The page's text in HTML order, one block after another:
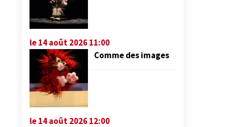
le 14 août 2026 11:00
Comme des images
le 14 août 2026 12:00